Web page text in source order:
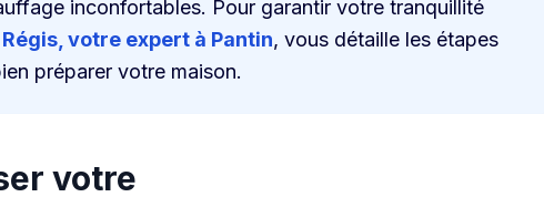
inconfortables. Pour garantir votre tranquillité
votre expert à Pantin, vous détaille les étapes
préparer votre maison.
votre